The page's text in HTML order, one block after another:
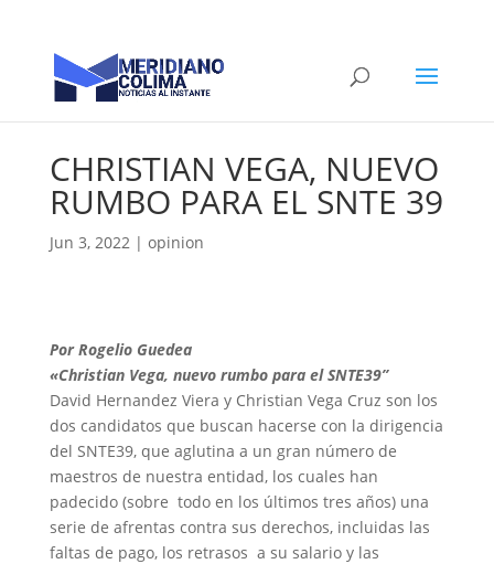
CHRISTIAN VEGA, NUEVO
RUMBO PARA EL SNTE 39
Jun 3, 2022| opinion
Por Rogelio Guedea
«Christian Vega, nuevo rumbo para el SNTE39”
David Hernandez Viera y Christian Vega Cruz son los
dos candidatos que buscan hacerse con la dirigencia
del SNTE39, que aglutina a un gran número de
maestros de nuestra entidad, los cuales han
padecido (sobre todo en los últimos tres años) una
serie de afrentas contra sus derechos, incluidas las
faltas de pago, los retrasos a su salario y las